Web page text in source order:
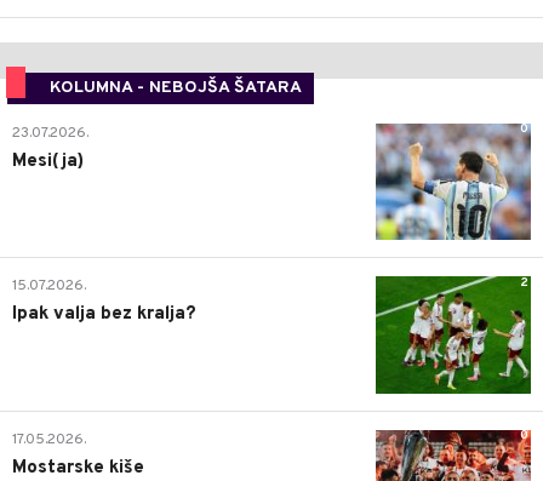
KOLUMNA - NEBOJŠA ŠATARA
0
23.07.2026.
Mesi(ja)
2
15.07.2026.
Ipak valja bez kralja?
0
17.05.2026.
Mostarske kiše